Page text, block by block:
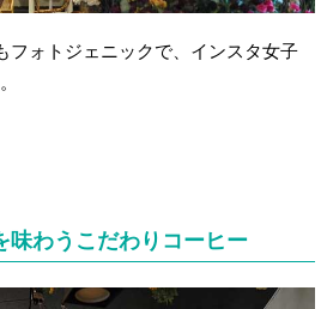
フォトジェニックで、インスタ女子
味わうこだわりコーヒー